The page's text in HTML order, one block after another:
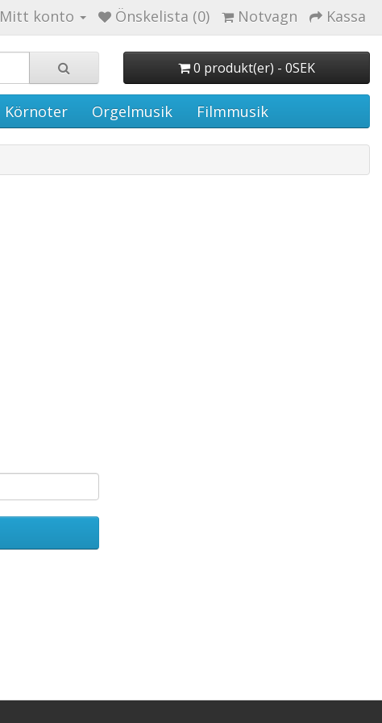
Mitt konto Önskelista (0) Notvagn Kassa
0 produkt(er) - 0SEK
Körnoter Orgelmusik Filmmusik